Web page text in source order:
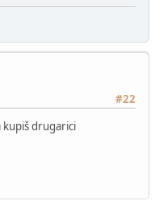
#22
kupiš drugarici